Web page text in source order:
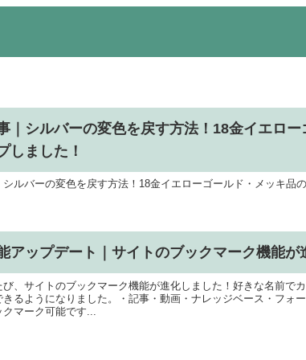
｜シルバーの変色を戻す方法！18金イエロ
しました！
シルバーの変色を戻す方法！18金イエローゴールド・メッキ品
アップデート｜サイトのブックマーク機能が
び、サイトのブックマーク機能が進化しました！好きな名前で
きるようになりました。・記事・動画・ナレッジベース・フォ
マーク可能です...